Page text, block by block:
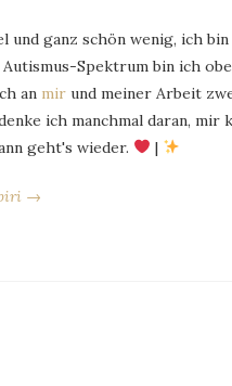
und ganz schön wenig, ich
Autismus-Spektrum bin ich
an mir und meiner Arbeit
ich manchmal daran,
geht's wieder.
|
piri →